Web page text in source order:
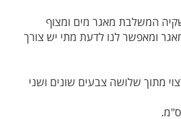
המשלבת מאגר מים ומצוף
ומאפשר לנו לדעת מתי יש צורך
מתוך שלושה צבעים שונים ושני